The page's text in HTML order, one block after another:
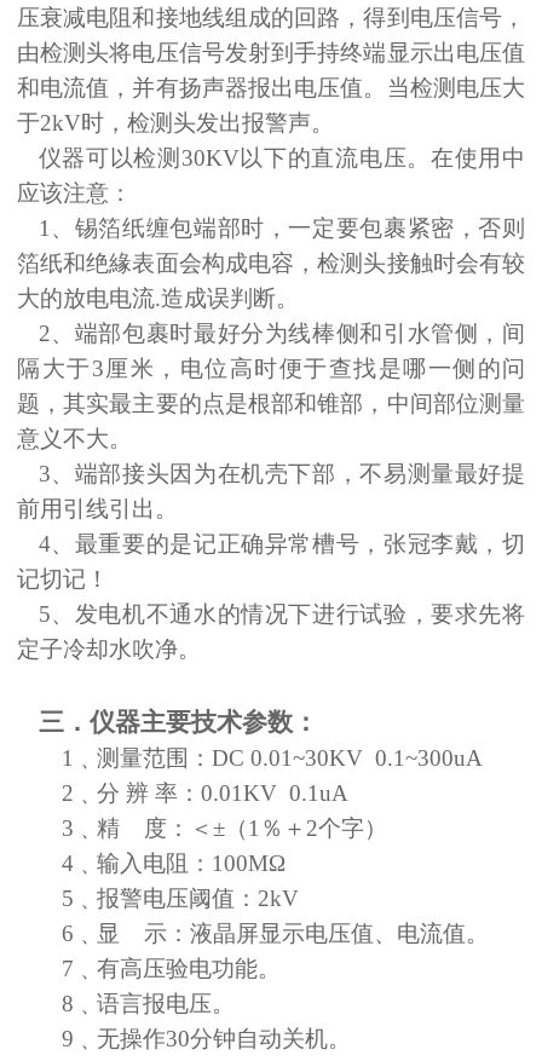
压衰减电阻和接地线组成的回路，得到电压信号，
由检测头将电压信号发射到手持终端显示出电压值
和电流值，并有扬声器报出电压值。当检测电压大
于2kV时，检测头发出报警声。
仪器可以检测 30KV以下的直流电压。在使用中
应该注意：
1 、锡箔纸缠包端部时，一定要包裹紧密，否则
箔纸和绝緣表面会构成电容，检测头接触时会有较
大的放电电流.造成误判断。
2、端部包裹时最好分为线棒侧和引水管侧，间
隔大于3厘米，电位高时便于查找是哪一侧的问
题，其实最主要的点是根部和锥部，中间部位测量
意义不大。
3、端部接头因为在机壳下部，不易测量最好提
前用引线引出。
4、最重要的是记正确异常槽号，张冠李戴，切
记切记！
5、发电机不通水的情况下进行试验，要求先将
定子冷却水吹净。
三．仪器主要技术参数：
1 测量范围： DC 0.01~30KV 0.1~300uA
2
分 辨 率： 0.01KV 0.1uA
3
精 度：＜ ±（1％＋2个字）
4
输入电阻： 100MΩ
5
报警电压阈值： 2kV
6
显
示：液晶屏显示电压值、电流值。
7
有高压验电功能。
8
语言报电压。
9
无操作30分钟自动关机。